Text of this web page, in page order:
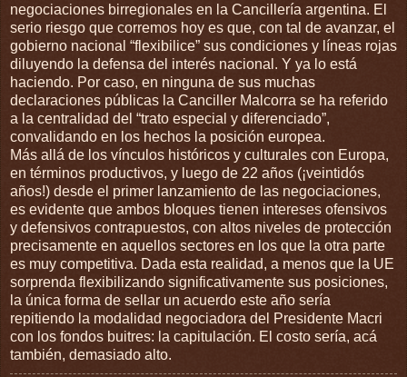
negociaciones birregionales en la Cancillería argentina. El
serio riesgo que corremos hoy es que, con tal de avanzar, el
gobierno nacional “flexibilice” sus condiciones y líneas rojas
diluyendo la defensa del interés nacional. Y ya lo está
haciendo. Por caso, en ninguna de sus muchas
declaraciones públicas la Canciller Malcorra se ha referido
a la centralidad del “trato especial y diferenciado”,
convalidando en los hechos la posición europea.
Más allá de los vínculos históricos y culturales con Europa,
en términos productivos, y luego de 22 años (¡veintidós
años!) desde el primer lanzamiento de las negociaciones,
es evidente que ambos bloques tienen intereses ofensivos
y defensivos contrapuestos, con altos niveles de protección
precisamente en aquellos sectores en los que la otra parte
es muy competitiva. Dada esta realidad, a menos que la UE
sorprenda flexibilizando significativamente sus posiciones,
la única forma de sellar un acuerdo este año sería
repitiendo la modalidad negociadora del Presidente Macri
con los fondos buitres: la capitulación. El costo sería, acá
también, demasiado alto.